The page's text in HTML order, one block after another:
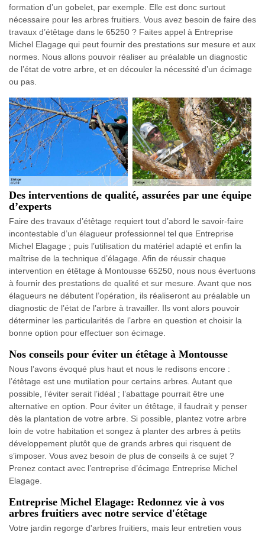
formation d’un gobelet, par exemple. Elle est donc surtout
nécessaire pour les arbres fruitiers. Vous avez besoin de faire des
travaux d’étêtage dans le 65250 ? Faites appel à Entreprise
Michel Elagage qui peut fournir des prestations sur mesure et aux
normes. Nous allons pouvoir réaliser au préalable un diagnostic
de l’état de votre arbre, et en découler la nécessité d’un écimage
ou pas.
Des interventions de qualité, assurées par une équipe
d’experts
Faire des travaux d’étêtage requiert tout d’abord le savoir-faire
incontestable d’un élagueur professionnel tel que Entreprise
Michel Elagage ; puis l’utilisation du matériel adapté et enfin la
maîtrise de la technique d’élagage. Afin de réussir chaque
intervention en étêtage à Montousse 65250, nous nous évertuons
à fournir des prestations de qualité et sur mesure. Avant que nos
élagueurs ne débutent l’opération, ils réaliseront au préalable un
diagnostic de l’état de l’arbre à travailler. Ils vont alors pouvoir
déterminer les particularités de l’arbre en question et choisir la
bonne option pour effectuer son écimage.
Nos conseils pour éviter un étêtage à Montousse
Nous l’avons évoqué plus haut et nous le redisons encore :
l’étêtage est une mutilation pour certains arbres. Autant que
possible, l’éviter serait l’idéal ; l’abattage pourrait être une
alternative en option. Pour éviter un étêtage, il faudrait y penser
dès la plantation de votre arbre. Si possible, plantez votre arbre
loin de votre habitation et songez à planter des arbres à petits
développement plutôt que de grands arbres qui risquent de
s’imposer. Vous avez besoin de plus de conseils à ce sujet ?
Prenez contact avec l’entreprise d’écimage Entreprise Michel
Elagage.
Entreprise Michel Elagage: Redonnez vie à vos
arbres fruitiers avec notre service d'étêtage
Votre jardin regorge d'arbres fruitiers, mais leur entretien vous